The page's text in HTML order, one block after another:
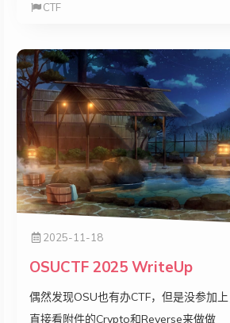
CTF
2025-11-18
OSUCTF 2025 WriteUp
偶然发现OSU也有办CTF，但是没参加
直接看附件的Crypto和Reverse来做做